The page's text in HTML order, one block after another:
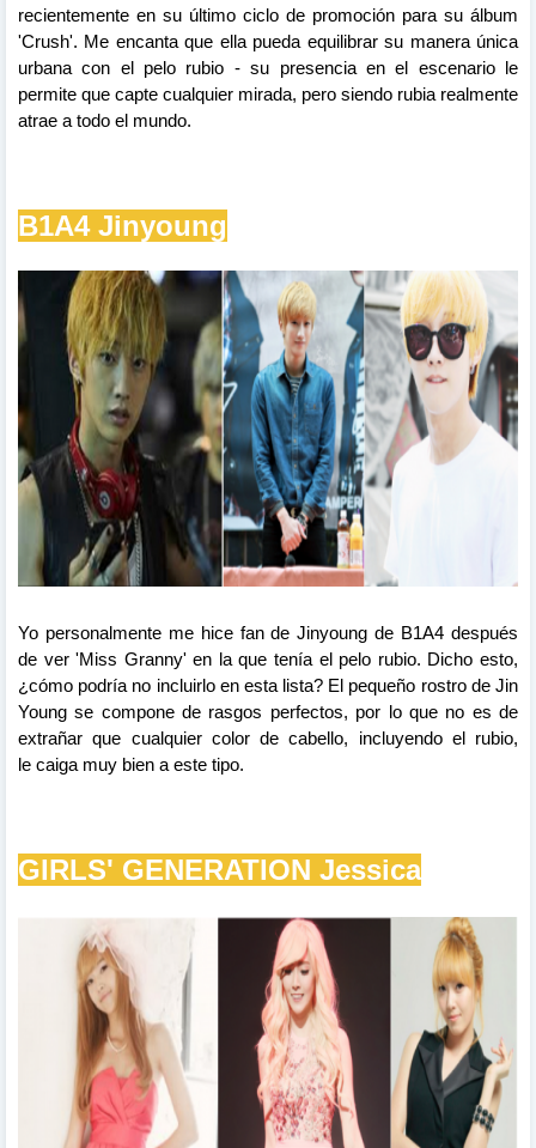
recientemente en su último ciclo de promoción para su álbum
'Crush'. Me encanta que ella pueda equilibrar su manera única
urbana con el pelo rubio - su presencia en el escenario le
permite que capte cualquier mirada, pero siendo rubia realmente
atrae a todo el mundo.
B1A4 Jinyoung
Yo personalmente me hice fan de Jinyoung de B1A4 después
de ver 'Miss Granny' en la que tenía el pelo rubio. Dicho esto,
¿cómo podría no incluirlo en esta lista? El pequeño rostro de Jin
Young se compone de rasgos perfectos, por lo que no es de
extrañar que cualquier color de cabello, incluyendo el rubio,
le caiga muy bien a este tipo.
GIRLS' GENERATION Jessica